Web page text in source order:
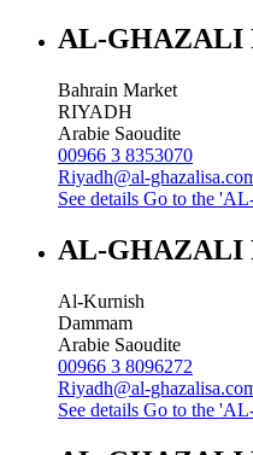
AL-GHAZALI
Bahrain Market
RIYADH
Arabie Saoudite
00966 3 8353070
Riyadh@al-
See details Go to the
AL-GHAZALI
Al-Kurnish
Dammam
Arabie Saoudite
00966 3 8096272
Riyadh@al-
See details Go to the